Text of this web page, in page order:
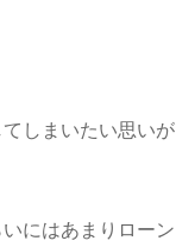
しまいたい思いが
にはあまりローン